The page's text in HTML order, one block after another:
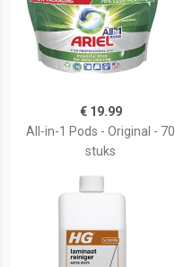
€ 19.99
All-in-1 Pods - Original - 70
stuks